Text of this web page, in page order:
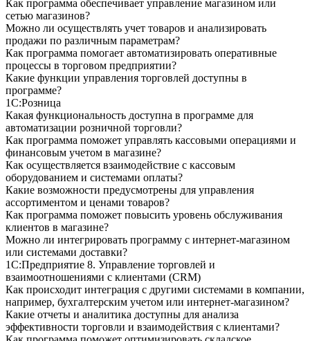
Как программа обеспечивает управление магазином или
сетью магазинов?
Можно ли осуществлять учет товаров и анализировать
продажи по различным параметрам?
Как программа помогает автоматизировать оперативные
процессы в торговом предприятии?
Какие функции управления торговлей доступны в
программе?
1С:Розница
Какая функциональность доступна в программе для
автоматизации розничной торговли?
Как программа поможет управлять кассовыми операциями и
финансовым учетом в магазине?
Как осуществляется взаимодействие с кассовым
оборудованием и системами оплаты?
Какие возможности предусмотрены для управления
ассортиментом и ценами товаров?
Как программа поможет повысить уровень обслуживания
клиентов в магазине?
Можно ли интегрировать программу с интернет-магазином
или системами доставки?
1С:Предприятие 8. Управление торговлей и
взаимоотношениями с клиентами (CRM)
Как происходит интеграция с другими системами в компании,
например, бухгалтерским учетом или интернет-магазином?
Какие отчеты и аналитика доступны для анализа
эффективности торговли и взаимодействия с клиентами?